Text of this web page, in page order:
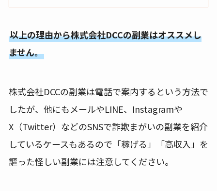
以上の理由から株式会社DCCの副業はオススメし
ません。
株式会社DCCの副業は電話で案内するという方法で
したが、他にもメールやLINE、Instagramや
X（Twitter）などのSNSで詐欺まがいの副業を紹介
しているケースもあるので「稼げる」「高収入」を
謳った怪しい副業には注意してください。